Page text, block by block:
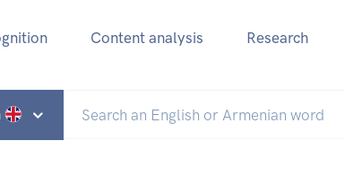
Content analysis Research